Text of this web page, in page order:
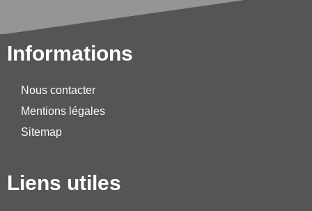
Informations
Nous contacter
Mentions légales
Sitemap
Liens utiles